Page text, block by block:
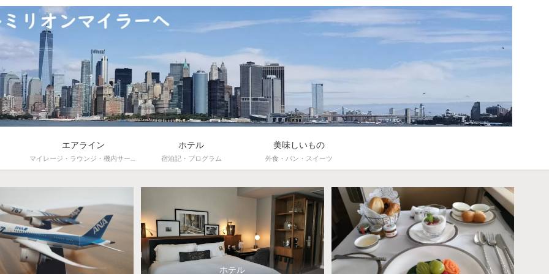
エアライン
マイレージ・ラウンジ・機内サービス
ホテル
宿泊記・プログラム
美味しいもの
外食・パン・スイーツ
ホテル